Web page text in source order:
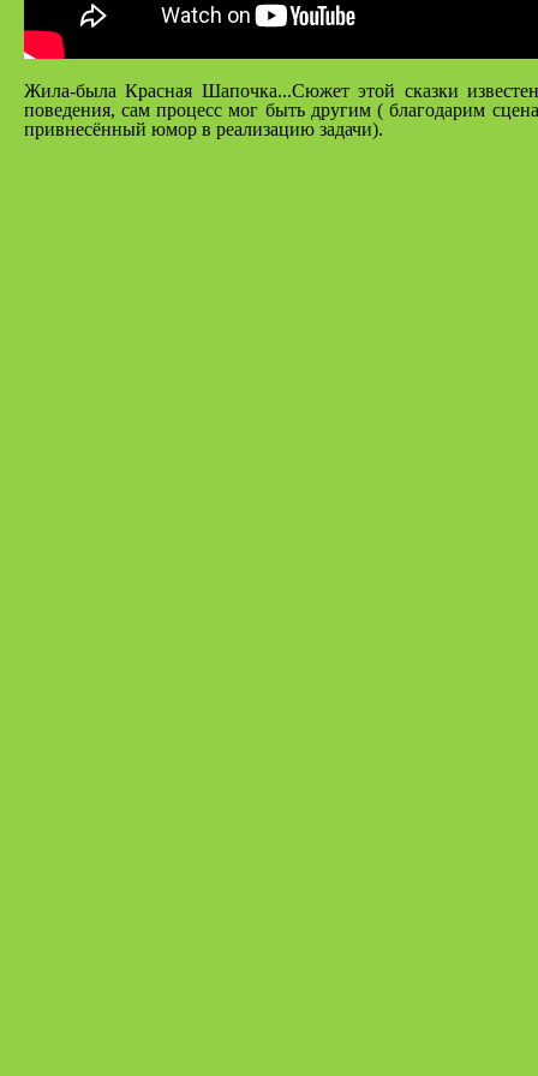
Жила-была Красная Шапочка...Сюжет этой сказки
поведения, сам процесс мог быть другим ( благодарим
привнесённый юмор в реализацию задачи).